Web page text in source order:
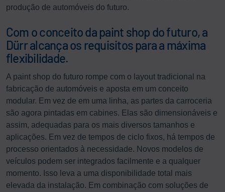
produção de automóveis do futuro.
Com o conceito da paint shop do futuro, a
Dürr alcança os requisitos para a máxima
flexibilidade.
A paint shop do futuro rompe com o layout tradicional na
fabricação de automóveis e aposta em um conceito
modular. Em vez de em uma linha, as partes da carroceria
são agora pintadas em cabines. Elas são dimensionáveis e
assim, adequadas para os mais diversos tamanhos e
aplicações. Em vez de tempos de ciclo fixos, há tempos de
processo orientados à necessidade. Novos modelos de
veículos podem ser integrados facilmente e a qualquer
momento. Isso leva a uma disponibilidade total mais
elevada da instalação. Em combinação com soluções de